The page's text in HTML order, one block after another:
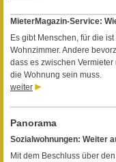
MieterMagazin-Service:
Es gibt Menschen, für die
Wohnzimmer. Andere
dass es zwischen
die Wohnung sein muss.
weiter
Panorama
Sozialwohnungen: Weiter
Mit dem Beschluss über